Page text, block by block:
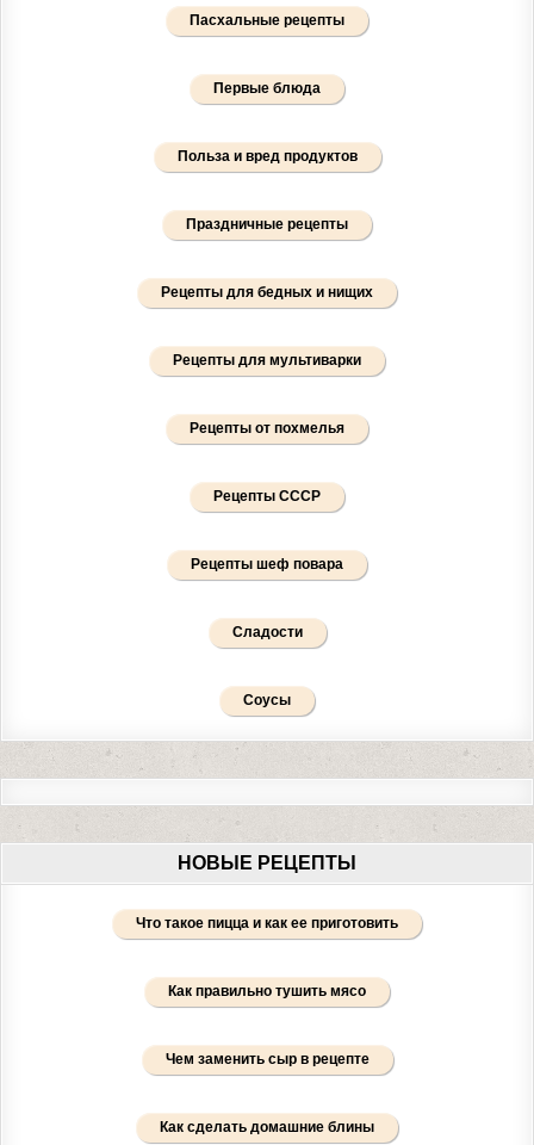
Пасхальные рецепты
Первые блюда
Польза и вред продуктов
Праздничные рецепты
Рецепты для бедных и нищих
Рецепты для мультиварки
Рецепты от похмелья
Рецепты СССР
Рецепты шеф повара
Сладости
Соусы
НОВЫЕ РЕЦЕПТЫ
Что такое пицца и как ее приготовить
Как правильно тушить мясо
Чем заменить сыр в рецепте
Как сделать домашние блины